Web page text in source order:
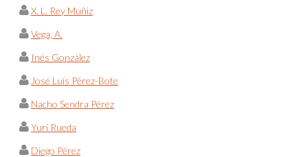
X. L. Rey Muñiz
Vega, A.
Inés González
José Luís Pérez-Bote
Nacho Sendra Pérez
Yuri Rueda
Diego Pérez